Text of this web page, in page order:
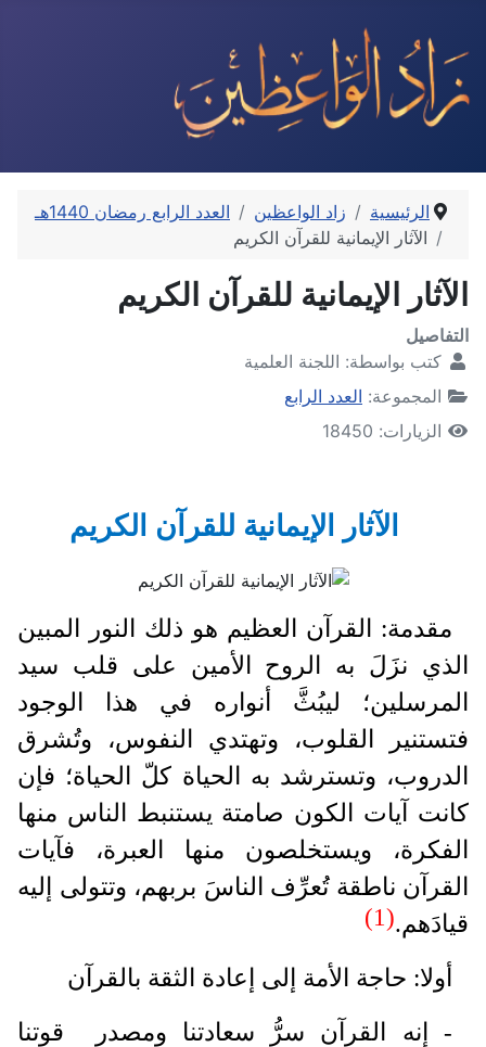
الرئيسية زاد الواعظين
العدد الرابع رمضان 1440هـ
الآثار الإيمانية للقرآن الكريم
الآثار الإيمانية للقرآن الكريم
التفاصيل
كتب بواسطة: اللجنة العلمية
المجموعة: العدد الرابع
الزيارات: 18450
الآثار الإيمانية للقرآن الكريم
مقدمة: القرآن العظيم هو ذلك النور المبين
الذي نزَلَ به الروح الأمين على قلب سيد
المرسلين؛ ليبُثَّ أنواره في هذا الوجود
فتستنير القلوب، وتهتدي النفوس، وتُشرق
الدروب، وتسترشد به الحياة كلّ الحياة؛ فإن
كانت آيات الكون صامتة يستنبط الناس منها
الفكرة، ويستخلصون منها العبرة، فآيات
القرآن ناطقة تُعرِّف الناسَ بربهم، وتتولى إليه
قيادَهم.(1)
أولا: حاجة الأمة إلى إعادة الثقة بالقرآن
- إنه القرآن سرُّ سعادتنا ومصدر قوتنا